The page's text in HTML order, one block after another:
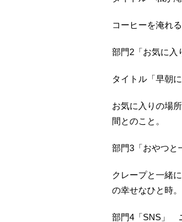
コーヒーを淹れ
部門2「お気に入
タイトル「早朝
お気に入りの場
間とのこと。
部門3「おやつ
クレープと一緒
の幸せなひと時。
部門4「SNS」